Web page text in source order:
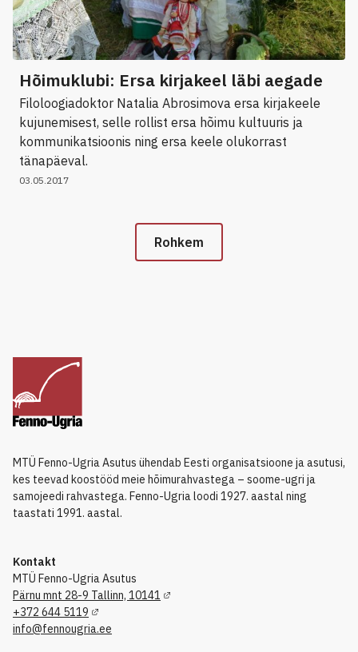
Hõimuklubi: Ersa kirjakeel läbi aegade
Filoloogiadoktor Natalia Abrosimova ersa kirjakeele
kujunemisest, selle rollist ersa hõimu kultuuris ja
kommunikatsioonis ning ersa keele olukorrast
tänapäeval.
03.05.2017
Rohkem
MTÜ Fenno-Ugria Asutus ühendab Eesti organisatsioone ja asutusi,
kes teevad koostööd meie hõimurahvastega – soome-ugri ja
samojeedi rahvastega. Fenno-Ugria loodi 1927. aastal ning
taastati 1991. aastal.
Kontakt
MTÜ Fenno-Ugria Asutus
Pärnu mnt 28-9 Tallinn, 10141
+372 644 5119
info@fennougria.ee